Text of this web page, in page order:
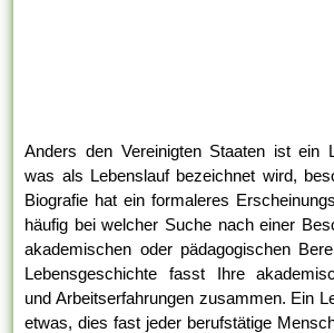
Anders den Vereinigten Staaten ist ein
was als Lebenslauf bezeichnet wird,
Biografie hat ein formaleres
häufig bei welcher Suche nach einer
akademischen oder pädagogischen
Lebensgeschichte fasst Ihre
und Arbeitserfahrungen zusammen. Ein
etwas, dies fast jeder berufstätige